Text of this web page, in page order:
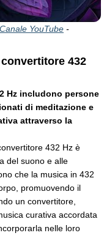
Canale YouTube -
432
Hz includono persone
di meditazione e
attraverso la
432 Hz è
del suono e alle
che la musica in 432
promuovendo il
un convertitore,
curativa accordata
nelle loro